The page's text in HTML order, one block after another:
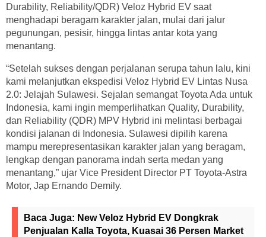
Durability, Reliability/QDR) Veloz Hybrid EV saat
menghadapi beragam karakter jalan, mulai dari jalur
pegunungan, pesisir, hingga lintas antar kota yang
menantang.
“Setelah sukses dengan perjalanan serupa tahun lalu, kini
kami melanjutkan ekspedisi Veloz Hybrid EV Lintas Nusa
2.0: Jelajah Sulawesi. Sejalan semangat Toyota Ada untuk
Indonesia, kami ingin memperlihatkan Quality, Durability,
dan Reliability (QDR) MPV Hybrid ini melintasi berbagai
kondisi jalanan di Indonesia. Sulawesi dipilih karena
mampu merepresentasikan karakter jalan yang beragam,
lengkap dengan panorama indah serta medan yang
menantang,” ujar Vice President Director PT Toyota-Astra
Motor, Jap Ernando Demily.
Baca Juga: New Veloz Hybrid EV Dongkrak
Penjualan Kalla Toyota, Kuasai 36 Persen Market